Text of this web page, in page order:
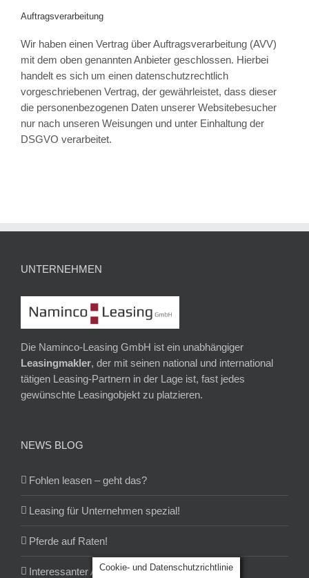
Auftragsverarbeitung
Wir haben einen Vertrag über Auftragsverarbeitung (AVV)
mit dem oben genannten Anbieter geschlossen. Hierbei
handelt es sich um einen datenschutzrechtlich
vorgeschriebenen Vertrag, der gewährleistet, dass dieser
die personenbezogenen Daten unserer Websitebesucher
nur nach unseren Weisungen und unter Einhaltung der
DSGVO verarbeitet.
UNTERNEHMEN
Die Naminco-Leasing GmbH ist ein unabhängiger
Leasingmakler, der mit seinen national und international
tätigen Leasing-Partnern in der Lage ist, fast jedes
gewünschte Leasingobjekt zu platzieren.
NEWS BLOG
Fohlen leasen – geht das?
Leasing für Unternehmen spezial!
Pferde auf Raten!
Interessanter Artikel über Leasing!
Cookie- und Datenschutzrichtlinie